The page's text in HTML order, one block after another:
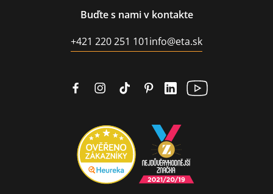
Buďte s nami v kontakte
+421 220 251 101info@eta.sk